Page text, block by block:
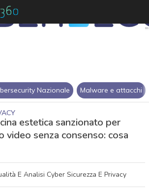
Nazionale Malware e attacchi
estetica sanzionato per
video senza consenso: cosa
E Analisi Cyber Sicurezza E Privacy